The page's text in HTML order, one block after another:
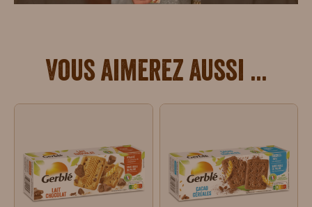
Vous aimerez aussi ...